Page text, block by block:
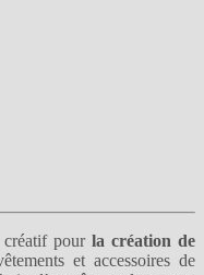
créatif pourla création de
et accessoires de